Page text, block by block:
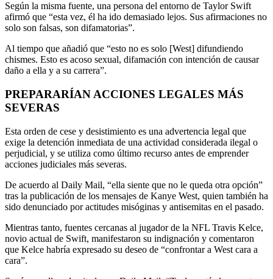
Según la misma fuente, una persona del entorno de Taylor Swift
afirmó que “esta vez, él ha ido demasiado lejos. Sus afirmaciones no
solo son falsas, son difamatorias”.
Al tiempo que añadió que “esto no es solo [West] difundiendo
chismes. Esto es acoso sexual, difamación con intención de causar
daño a ella y a su carrera”.
PREPARARÍAN ACCIONES LEGALES MÁS
SEVERAS
Esta orden de cese y desistimiento es una advertencia legal que
exige la detención inmediata de una actividad considerada ilegal o
perjudicial, y se utiliza como último recurso antes de emprender
acciones judiciales más severas.
De acuerdo al Daily Mail, “ella siente que no le queda otra opción”
tras la publicación de los mensajes de Kanye West, quien también ha
sido denunciado por actitudes misóginas y antisemitas en el pasado.
Mientras tanto, fuentes cercanas al jugador de la NFL Travis Kelce,
novio actual de Swift, manifestaron su indignación y comentaron
que Kelce habría expresado su deseo de “confrontar a West cara a
cara”.